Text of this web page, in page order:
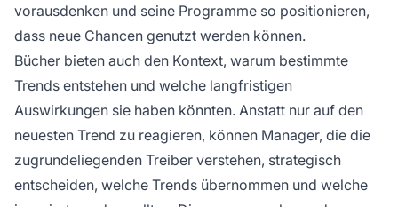
vorausdenken und seine Programme so positionieren,
dass neue Chancen genutzt werden können.
Bücher bieten auch den Kontext, warum bestimmte
Trends entstehen und welche langfristigen
Auswirkungen sie haben könnten. Anstatt nur auf den
neuesten Trend zu reagieren, können Manager, die die
zugrundeliegenden Treiber verstehen, strategisch
entscheiden, welche Trends übernommen und welche